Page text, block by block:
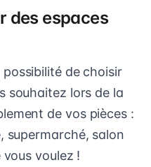
des espaces
de choisir
souhaitez lors de la
de vos pièces :
supermarché, salon
voulez !